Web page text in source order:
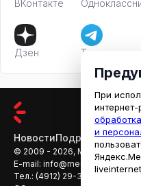
ВКонтакте
Дзен Телеграм
НовостиПодробности
© 2009 - 2026, МЕДИАРЯЗАНЬ
E-mail: info@mediaryazan.ru
Тел.: (4912) 29-33-66
При
и